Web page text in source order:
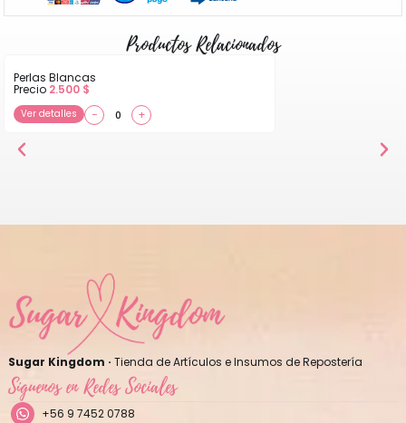
Productos Relacionados
Perlas Blancas
Precio 2.500 $
Ver detalles − +
Sugar Kingdom · Tienda de Artículos e Insumos de Repostería
Síguenos en Redes Sociales
+56 9 7452 0788